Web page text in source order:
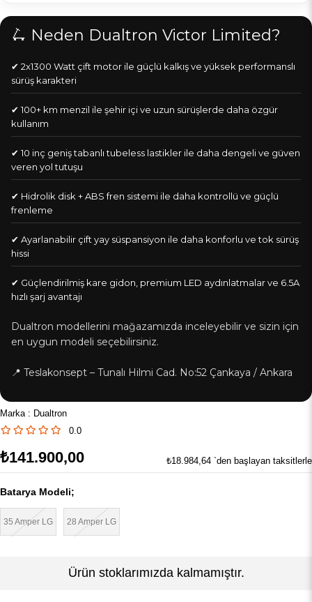
🛴 Neden Dualtron Victor Limited?
✔ 2x1300 Watt çift motor ile güçlü kalkış ve yüksek performanslı
sürüş karakteri
✔ 100+ km menzil ile şehir içi ve uzun sürüşlerde daha özgür
kullanım
✔ 10 inç geniş tabanlı tubeless lastikler ile daha dengeli ve güven
veren yol tutuşu
✔ Hidrolik disk + ABS fren sistemi ile daha kontrollü ve güçlü
frenleme
✔ Ayarlanabilir çift yay süspansiyon ile daha konforlu ve tok sürüş
hissi
✔ Güçlendirilmiş kare gidon, premium LED aydınlatmalar ve 6.5A
hızlı şarj avantajı
Dualtron modellerini mağazamızda inceleyebilir ve sizin için
en uygun modeli seçebilirsiniz.
📍 Teslakonsept – Tunalı Hilmi Cad. No:52 Çankaya / Ankara
Marka : Dualtron
0.0
₺141.900,00 ₺18.984,64 `den başlayan taksitlerle
Batarya Modeli;
35 Amper LG 28 Amper LG
Ürün stoklarımızda kalmamıştır.